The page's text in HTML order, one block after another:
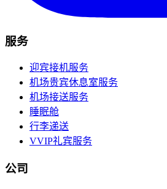
服务
迎宾接机服务
机场贵宾休息室服务
机场接送服务
睡眠舱
行李递送
VVIP礼宾服务
公司